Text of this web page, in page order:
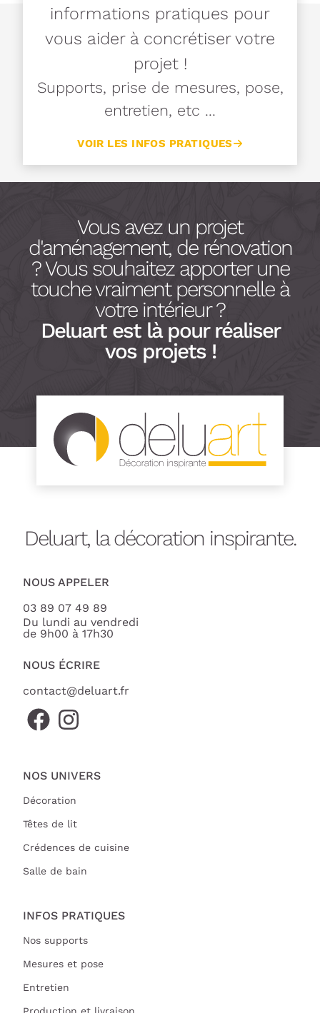
informations pratiques pour
vous aider à concrétiser votre
projet !
Supports, prise de mesures, pose,
entretien, etc ...
VOIR LES INFOS PRATIQUES
Vous avez un projet
d'aménagement, de rénovation
? Vous souhaitez apporter une
touche vraiment personnelle à
votre intérieur ?
Deluart est là pour réaliser
vos projets !
Deluart, la décoration inspirante.
NOUS APPELER
03 89 07 49 89
Du lundi au vendredi
de 9h00 à 17h30
NOUS ÉCRIRE
contact@deluart.fr
NOS UNIVERS
Décoration
Têtes de lit
Crédences de cuisine
Salle de bain
INFOS PRATIQUES
Nos supports
Mesures et pose
Entretien
Production et livraison